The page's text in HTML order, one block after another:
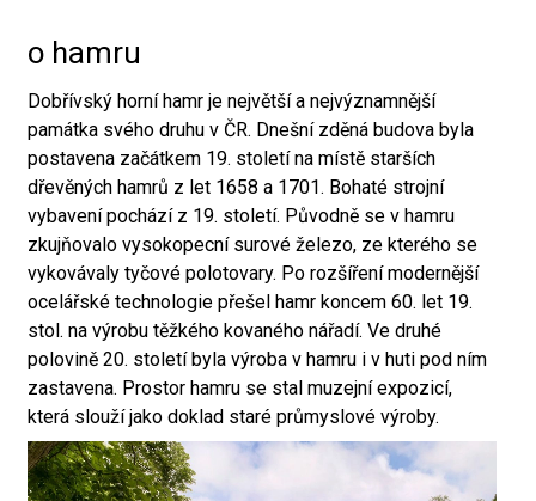
o hamru
Dobřívský horní hamr je největší a nejvýznamnější
památka svého druhu v ČR. Dnešní zděná budova byla
postavena začátkem 19. století na místě starších
dřevěných hamrů z let 1658 a 1701. Bohaté strojní
vybavení pochází z 19. století. Původně se v hamru
zkujňovalo vysokopecní surové železo, ze kterého se
vykovávaly tyčové polotovary. Po rozšíření modernější
ocelářské technologie přešel hamr koncem 60. let 19.
stol. na výrobu těžkého kovaného nářadí. Ve druhé
polovině 20. století byla výroba v hamru i v huti pod ním
zastavena. Prostor hamru se stal muzejní expozicí,
která slouží jako doklad staré průmyslové výroby.